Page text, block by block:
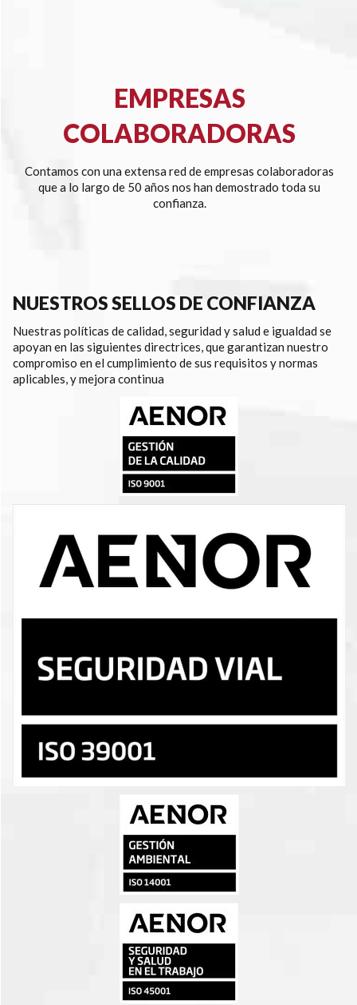
EMPRESAS
COLABORADORAS
Contamos con una extensa red de empresas colaboradoras
que a lo largo de 50 años nos han demostrado toda su
confianza.
NUESTROS SELLOS DE CONFIANZA
Nuestras políticas de calidad, seguridad y salud e igualdad se
apoyan en las siguientes directrices, que garantizan nuestro
compromiso en el cumplimiento de sus requisitos y normas
aplicables, y mejora continua